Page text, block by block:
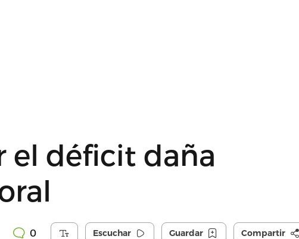
el déficit daña
0 Escuchar Guardar Compartir